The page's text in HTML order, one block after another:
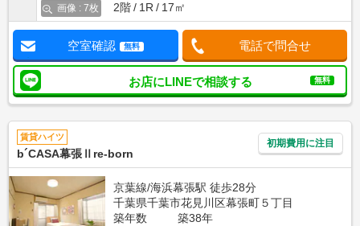
画像 : 7枚
2階
1R 17㎡
空室確認 無料 電話で問合せ
お店にLINEで相談する 無料
賃貸ハイツ
b´CASA幕張Ⅱre-born
初期費用に注目
京葉線/海浜幕張駅 徒歩28分
千葉県千葉市花見川区幕張町５丁目
築年数
築38年